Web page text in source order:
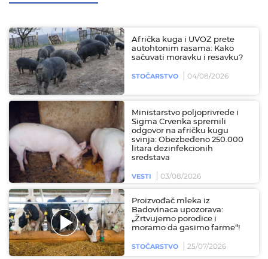
Afrička kuga i UVOZ prete
autohtonim rasama: Kako
sačuvati moravku i resavku?
STOČARSTVO 04/08/2026
Ministarstvo poljoprivrede i
Sigma Crvenka spremili
odgovor na afričku kugu
svinja: Obezbeđeno 250.000
litara dezinfekcionih
sredstava
VESTI 03/08/2026
Proizvođač mleka iz
Badovinaca upozorava:
„Žrtvujemo porodice i
moramo da gasimo farme“!
STOČARSTVO 25/07/2026